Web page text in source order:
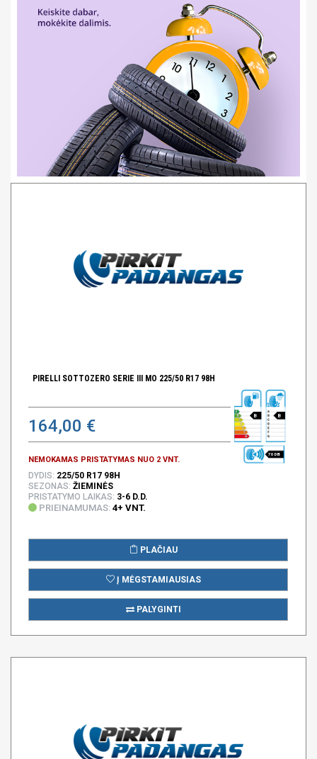
PIRELLI SOTTOZERO SERIE III MO 225/50 R17 98H
164,00 €
NEMOKAMAS PRISTATYMAS NUO 2 VNT.
B B
70 DB
DYDIS: 225/50 R17 98H
SEZONAS: ŽIEMINĖS
PRISTATYMO LAIKAS: 3-6 D.D.
PRIEINAMUMAS: 4+ VNT.
PLAČIAU
Į MĖGSTAMIAUSIAS
PALYGINTI